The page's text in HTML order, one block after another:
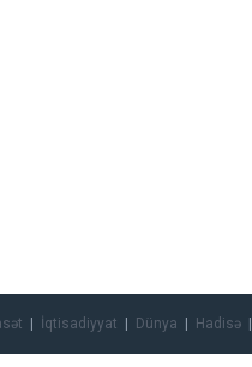
İqtisadiyyat Dünya Hadisə